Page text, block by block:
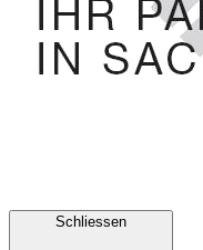
Schliessen